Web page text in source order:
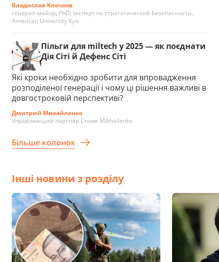
Владислав Клочков
генерал-майор, PhD; эксперт по стратегической безопасности,
American University Kyiv
Пільги для miltech у 2025 — як поєднати
Дія Сіті й Дефенс Сіті
Які кроки необхідно зробити для впровадження
розподіленої генерації і чому ці рішення важливі в
довгостроковій перспективі?
Дмитрий Михайленко
Управляющий партнёр Crowe Mikhailenko
Більше колонок
Інші новини з розділу